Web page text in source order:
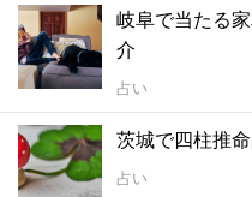
岐阜で当たる
介
占い
茨城で四柱推
占い